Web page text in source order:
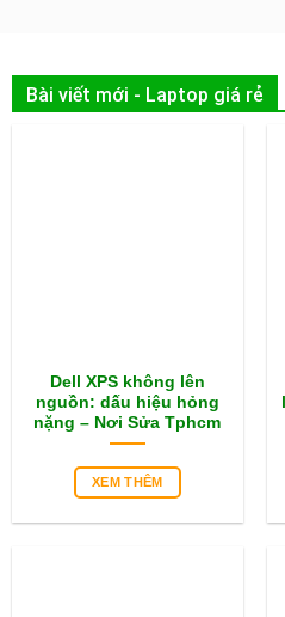
Bài viết mới - Laptop giá rẻ
Dell XPS không lên
nguồn: dấu hiệu hỏng
nặng – Nơi Sửa Tphcm
XEM THÊM